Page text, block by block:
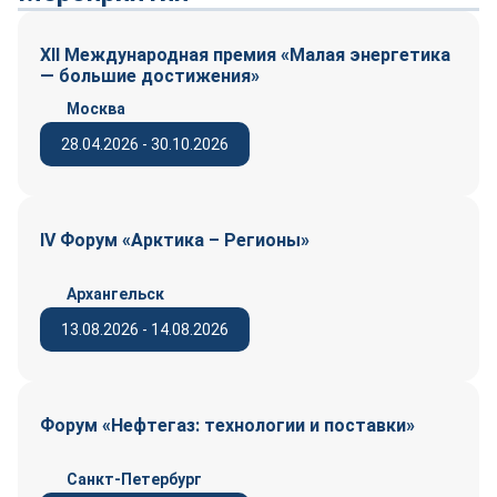
XII Международная премия «Малая энергетика
— большие достижения»
28.04.2026 - 30.10.2026
Москва
IV Форум «Арктика – Регионы»
13.08.2026 - 14.08.2026
Архангельск
Форум «Нефтегаз: технологии и поставки»
Санкт-Петербург